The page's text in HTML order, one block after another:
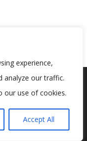
experience,
analyze our traffic.
our use of cookies.
Accept All
najbolje iskustvo na
opcije za